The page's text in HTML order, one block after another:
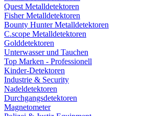
Quest Metalldetektoren
Fisher Metalldetektoren
Bounty Hunter Metalldetektoren
C.scope Metalldetektoren
Golddetektoren
Unterwasser und Tauchen
Top Marken - Professionell
Kinder-Detektoren
Industrie & Security
Nadeldetektoren
Durchgangsdetektoren
Magnetometer